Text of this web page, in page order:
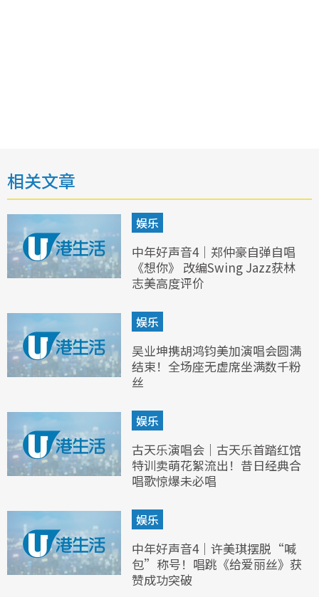
相关文章
娱乐
中年好声音4｜郑仲豪自弹自唱
《想你》 改编Swing Jazz获林
志美高度评价
娱乐
吴业坤携胡鸿钧美加演唱会圆满
结束！全场座无虚席坐满数千粉
丝
娱乐
古天乐演唱会｜古天乐首踏红馆
特训卖萌花絮流出！昔日经典合
唱歌惊爆未必唱
娱乐
中年好声音4｜许美琪摆脱“喊
包”称号！唱跳《给爱丽丝》获
赞成功突破